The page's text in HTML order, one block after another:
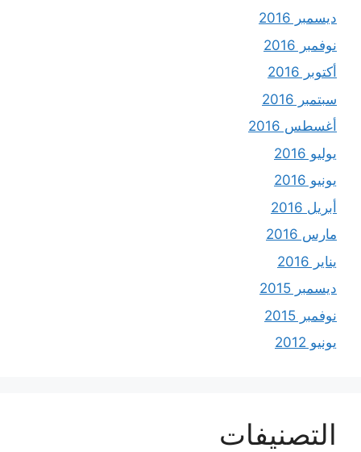
ديسمبر 2016
نوفمبر 2016
أكتوبر 2016
سبتمبر 2016
أغسطس 2016
يوليو 2016
يونيو 2016
أبريل 2016
مارس 2016
يناير 2016
ديسمبر 2015
نوفمبر 2015
يونيو 2012
التصنيفات